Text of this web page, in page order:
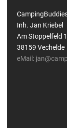
Inh. Jan Kriebel
Am Stoppelfeld
38159 Vechelde
eMail: